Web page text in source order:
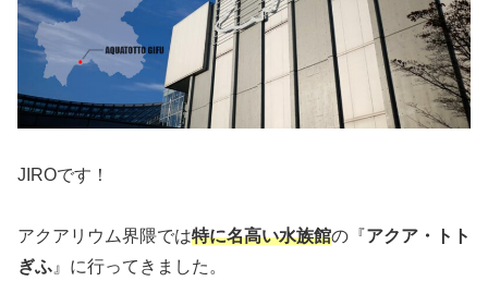
JIROです！
アクアリウム界隈では特に名高い水族館の『アクア・トト
ぎふ 』に行ってきました。